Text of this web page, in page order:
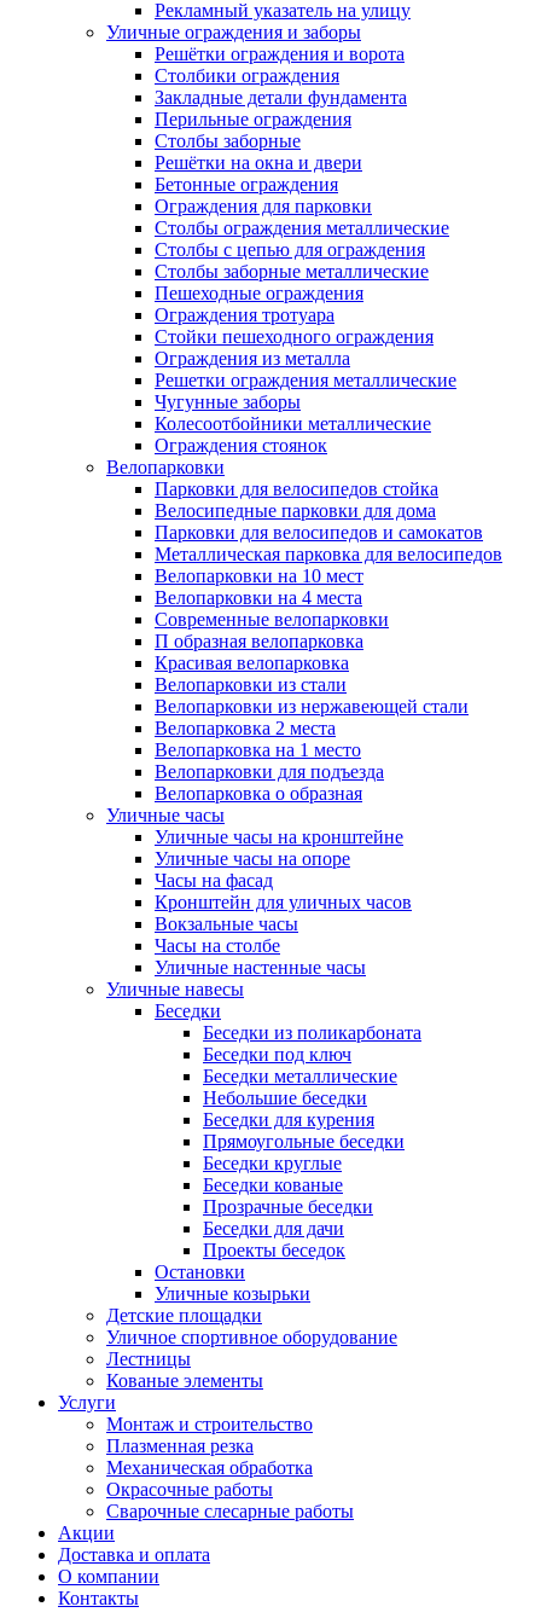
Рекламный указатель на улицу
Уличные ограждения и заборы
Решётки ограждения и ворота
Столбики ограждения
Закладные детали фундамента
Перильные ограждения
Столбы заборные
Решётки на окна и двери
Бетонные ограждения
Ограждения для парковки
Столбы ограждения металлические
Столбы с цепью для ограждения
Столбы заборные металлические
Пешеходные ограждения
Ограждения тротуара
Стойки пешеходного ограждения
Ограждения из металла
Решетки ограждения металлические
Чугунные заборы
Колесоотбойники металлические
Ограждения стоянок
Велопарковки
Парковки для велосипедов стойка
Велосипедные парковки для дома
Парковки для велосипедов и самокатов
Металлическая парковка для велосипедов
Велопарковки на 10 мест
Велопарковки на 4 места
Современные велопарковки
П образная велопарковка
Красивая велопарковка
Велопарковки из стали
Велопарковки из нержавеющей стали
Велопарковка 2 места
Велопарковка на 1 место
Велопарковки для подъезда
Велопарковка о образная
Уличные часы
Уличные часы на кронштейне
Уличные часы на опоре
Часы на фасад
Кронштейн для уличных часов
Вокзальные часы
Часы на столбе
Уличные настенные часы
Уличные навесы
Беседки
Беседки из поликарбоната
Беседки под ключ
Беседки металлические
Небольшие беседки
Беседки для курения
Прямоугольные беседки
Беседки круглые
Беседки кованые
Прозрачные беседки
Беседки для дачи
Проекты беседок
Остановки
Уличные козырьки
Детские площадки
Уличное спортивное оборудование
Лестницы
Кованые элементы
Услуги
Монтаж и строительство
Плазменная резка
Механическая обработка
Окрасочные работы
Сварочные слесарные работы
Акции
Доставка и оплата
О компании
Контакты